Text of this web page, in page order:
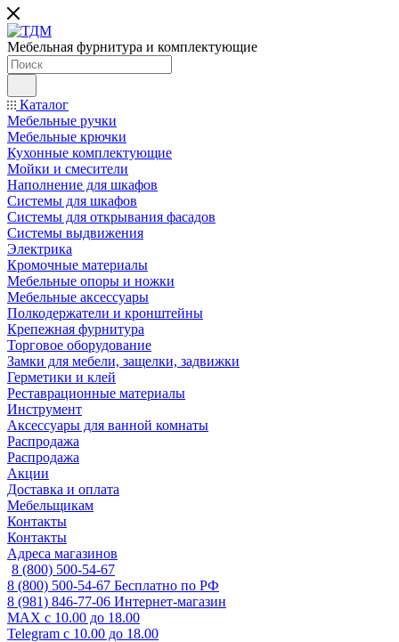
Мебельная фурнитура и комплектующие
Каталог
Мебельные ручки
Мебельные крючки
Кухонные комплектующие
Мойки и смесители
Наполнение для шкафов
Cистемы для шкафов
Системы для открывания фасадов
Системы выдвижения
Электрика
Кромочные материалы
Мебельные опоры и ножки
Мебельные аксессуары
Полкодержатели и кронштейны
Крепежная фурнитура
Торговое оборудование
Замки для мебели, защелки, задвижки
Герметики и клей
Реставрационные материалы
Инструмент
Аксессуары для ванной комнаты
Распродажа
Распродажа
Акции
Доставка и оплата
Мебельщикам
Контакты
Контакты
Адреса магазинов
8 (800) 500-54-67
8 (800) 500-54-67 Бесплатно по РФ
8 (981) 846-77-06 Интернет-магазин
MAX с 10.00 до 18.00
Telegram с 10.00 до 18.00